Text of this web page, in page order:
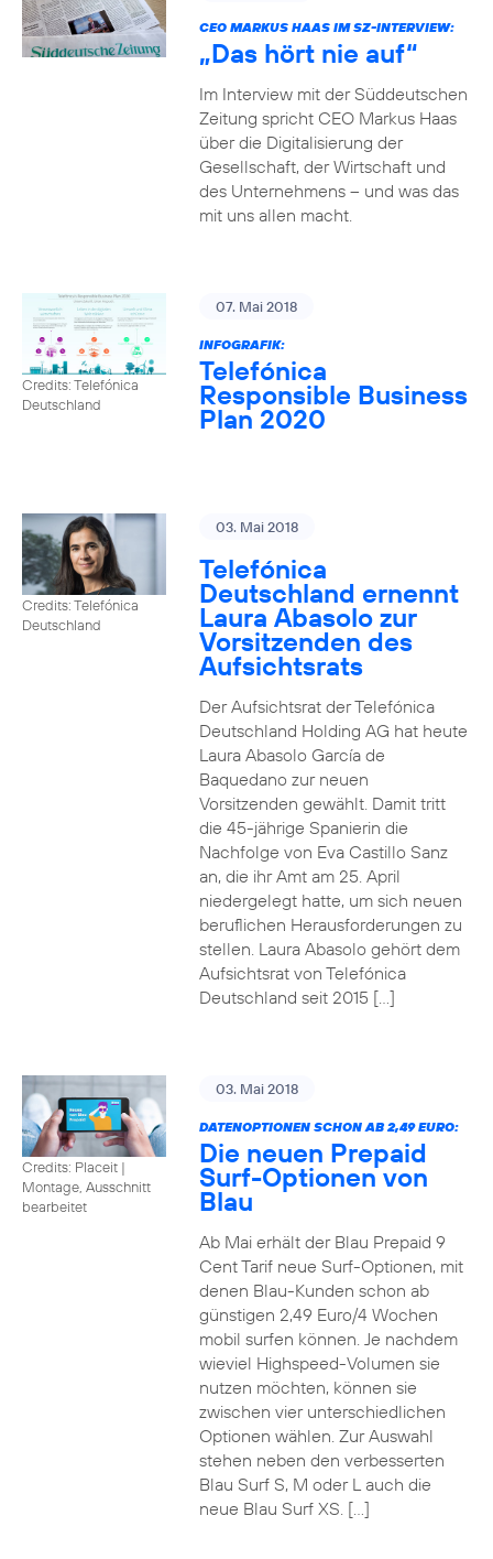
CEO MARKUS HAAS IM SZ-INTERVIEW:
„Das hört nie auf“
Im Interview mit der Süddeutschen
Zeitung spricht CEO Markus Haas
über die Digitalisierung der
Gesellschaft, der Wirtschaft und
des Unternehmens – und was das
mit uns allen macht.
Credits: Telefónica
Deutschland
07. Mai 2018
INFOGRAFIK:
Telefónica
Responsible Business
Plan 2020
Credits: Telefónica
Deutschland
03. Mai 2018
Telefónica
Deutschland ernennt
Laura Abasolo zur
Vorsitzenden des
Aufsichtsrats
Der Aufsichtsrat der Telefónica
Deutschland Holding AG hat heute
Laura Abasolo García de
Baquedano zur neuen
Vorsitzenden gewählt. Damit tritt
die 45-jährige Spanierin die
Nachfolge von Eva Castillo Sanz
an, die ihr Amt am 25. April
niedergelegt hatte, um sich neuen
beruflichen Herausforderungen zu
stellen. Laura Abasolo gehört dem
Aufsichtsrat von Telefónica
Deutschland seit 2015 […]
Credits: Placeit |
Montage, Ausschnitt
bearbeitet
03. Mai 2018
DATENOPTIONEN SCHON AB 2,49 EURO:
Die neuen Prepaid
Surf-Optionen von
Blau
Ab Mai erhält der Blau Prepaid 9
Cent Tarif neue Surf-Optionen, mit
denen Blau-Kunden schon ab
günstigen 2,49 Euro/4 Wochen
mobil surfen können. Je nachdem
wieviel Highspeed-Volumen sie
nutzen möchten, können sie
zwischen vier unterschiedlichen
Optionen wählen. Zur Auswahl
stehen neben den verbesserten
Blau Surf S, M oder L auch die
neue Blau Surf XS. […]